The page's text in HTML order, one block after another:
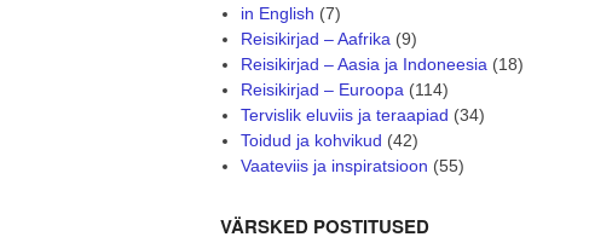
in English (7)
Reisikirjad – Aafrika(9)
Reisikirjad – Aasia ja Indoneesia(18)
Reisikirjad – Euroopa(114)
Tervislik eluviis ja teraapiad (34)
Toidud ja kohvikud (42)
Vaateviis ja inspiratsioon (55)
VÄRSKED POSTITUSED